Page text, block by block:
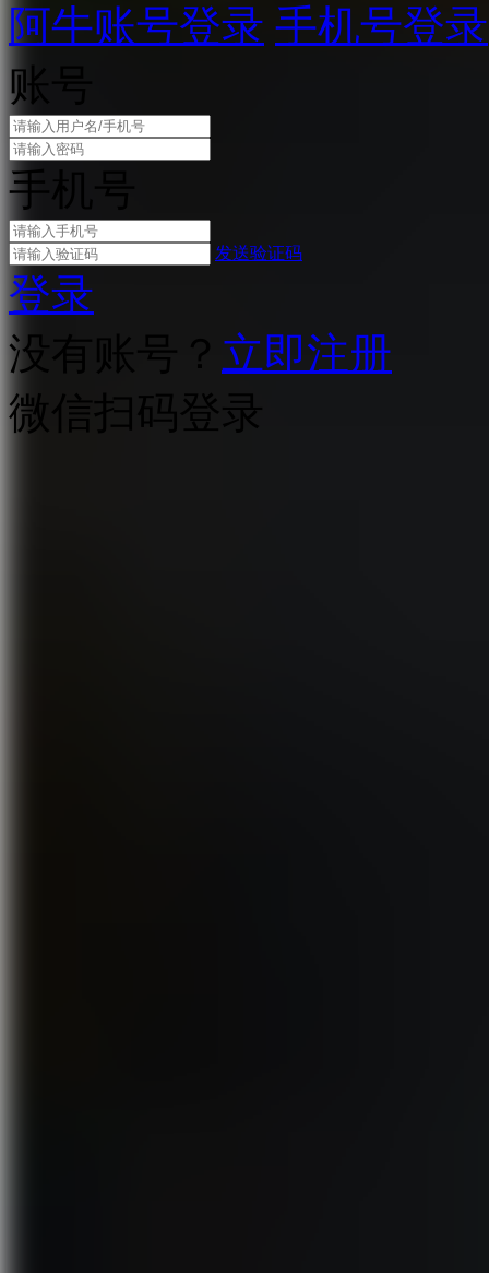
阿牛账号登录 手机号登录
账号
手机号
发送验证码
登录
没有账号？ 立即注册
微信扫码登录